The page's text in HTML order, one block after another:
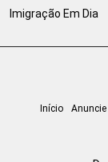
Imigração Em Dia
Início